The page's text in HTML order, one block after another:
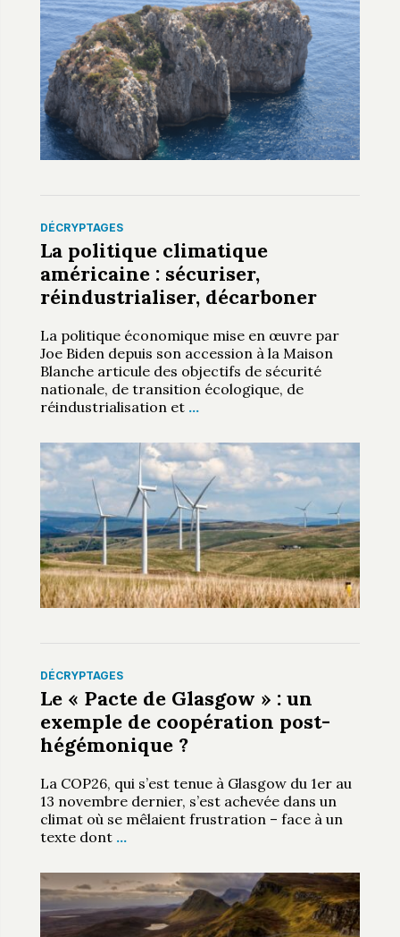
DÉCRYPTAGES
La politique climatique
américaine : sécuriser,
réindustrialiser, décarboner
La politique économique mise en œuvre par
Joe Biden depuis son accession à la Maison
Blanche articule des objectifs de sécurité
nationale, de transition écologique, de
réindustrialisation et …
DÉCRYPTAGES
Le « Pacte de Glasgow » : un
exemple de coopération post-
hégémonique ?
La COP26, qui s’est tenue à Glasgow du 1er au
13 novembre dernier, s’est achevée dans un
climat où se mêlaient frustration – face à un
texte dont …